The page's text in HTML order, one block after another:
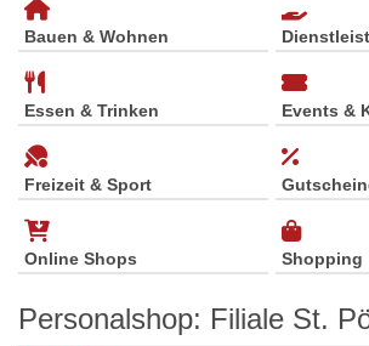
Bauen & Wohnen
Essen & Trinken Events &
Freizeit & Sport
Online Shops Shopping
Personalshop: Filiale St.